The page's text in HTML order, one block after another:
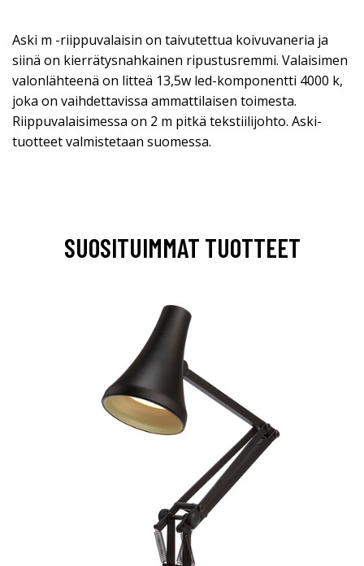
Aski m -riippuvalaisin on taivutettua koivuvaneria ja
siinä on kierrätysnahkainen ripustusremmi. Valaisimen
valonlähteenä on litteä 13,5w led-komponentti 4000 k,
joka on vaihdettavissa ammattilaisen toimesta.
Riippuvalaisimessa on 2 m pitkä tekstiilijohto. Aski-
tuotteet valmistetaan suomessa.
SUOSITUIMMAT TUOTTEET